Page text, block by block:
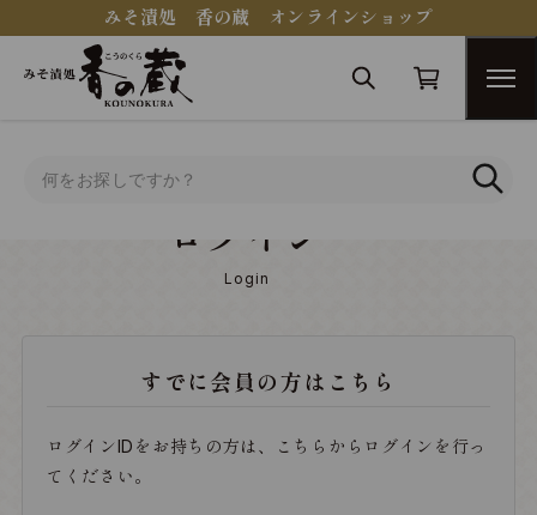
みそ漬処 香の蔵 オンラインショップ
ログイン
Login
すでに会員の方はこちら
ログインIDをお持ちの方は、こちらからログインを行っ
てください。